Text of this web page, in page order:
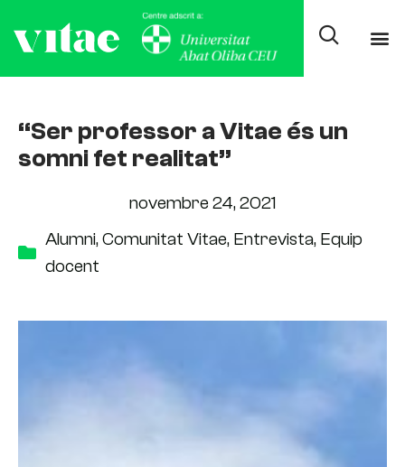
“Ser professor a Vitae és un
somni fet realitat”
novembre 24, 2021
Alumni,Comunitat Vitae, Entrevista, Equip
docent